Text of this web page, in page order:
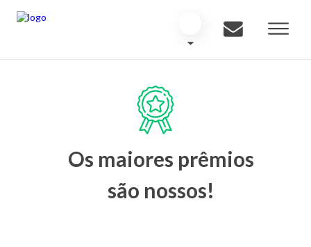
Os maiores prêmios
são nossos!